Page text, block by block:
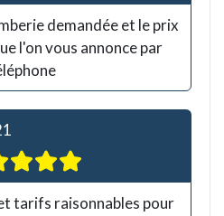
demandée et le prix
l'on vous annonce par
tarifs raisonnables pour